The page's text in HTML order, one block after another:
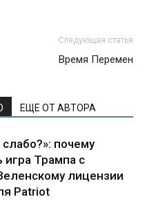
Следующая статья
Время Перемен
ЕЩЕ ОТ АВТОРА
почему
игра Трампа с
лицензии
Patriot